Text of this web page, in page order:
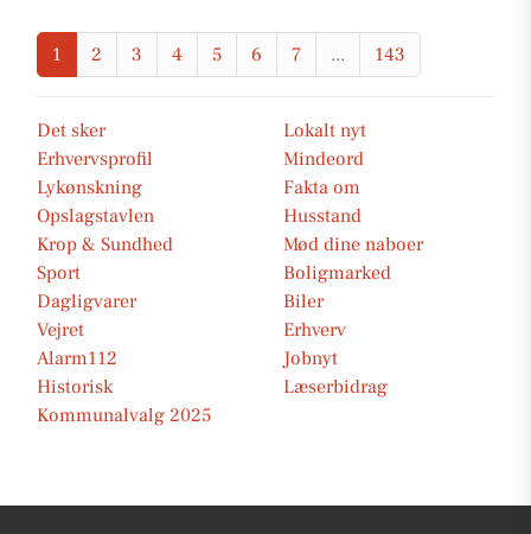
1 2 3 4 5 6 7 ... 143
Det sker
Lokalt nyt
Erhvervsprofil
Mindeord
Lykønskning
Fakta om
Opslagstavlen
Husstand
Krop & Sundhed
Mød dine naboer
Sport
Boligmarked
Dagligvarer
Biler
Vejret
Erhverv
Alarm112
Jobnyt
Historisk
Læserbidrag
Kommunalvalg 2025